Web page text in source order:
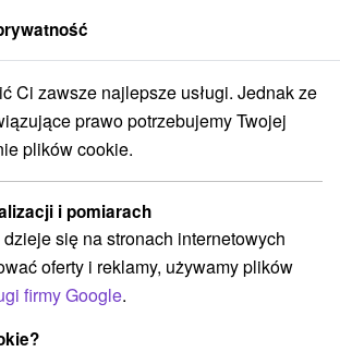
Trenczańskie Teplice Pobyt wielkanocny
★ ★★★Trenczańskie Teplice
Ci zawsze najlepsze usługi. Jednak ze
prawo potrzebujemy Twojej
plików cookie.
i pomiarach
się na stronach internetowych
oferty i reklamy, używamy plików
firmy Google.